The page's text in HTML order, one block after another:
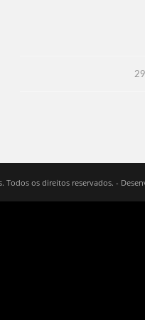
Todos os direitos reservados. -